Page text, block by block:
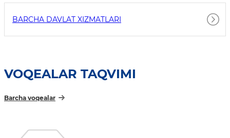
BARCHA DAVLAT XIZMATLARI
VOQEALAR TAQVIMI
Barcha voqealar